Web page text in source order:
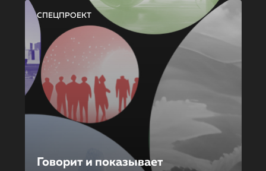
СПЕЦПРОЕКТ
Говорит и показывает